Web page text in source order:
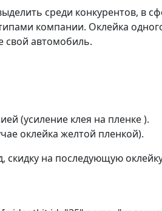
среди конкурентов, в
компании. Оклейка
свой автомобиль.
(усиление клея на пленке ).
оклейка желтой пленкой).
скидку на последующую